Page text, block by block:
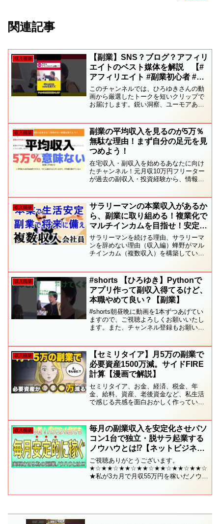
関連記事
収入構築
【副業】SNS？ブログ？アフィリ
エイトのベスト媒体を解説 【#
アフィリエイト #副業初心者 #ア
フィリエイト攻略 #ブログアフィ
リエイト #SNS活用 #アフィリエ
イト収入 #ひろゆき切り抜き】
このチャンネルでは、ひろゆきさんの動
画から厳選したトークを短いクリップで
お届けします。鋭い洞察、ユーモアあふ
ます。社会問題からビジネス、日常のち
ょっとした疑問まで、多岐...
収入構築
副業の平均収入を見るのが5万％
無駄な理由！まず自分の足元を見
つめよう！
在宅収入・副収入を始めるあなたに向け
たチャンネル！元月収10万円フリーター
が過去の副収入・投資経験から、情報を
発信中▼副収入・投資を始めたい人に役
立つコンテンツ▼① ...
収入構築
サラリーマンの本業収入があるか
ら、副業に取り組める！複業化で
マルチインカムを目指せ！安定収
入だけじゃない！サラリーマンを
続ける理由、辞めない理由（収入
編）
サラリーマンを続ける理由、サラリーマ
ンを辞めない理由（収入編）蜂野がマル
チインカム（複数収入）を構築している
します。マルチインカム・サラリーマン
収入の柱を複数作って収入...
収入構築
#shorts 【ひろゆき】Pythonで
アプリ作って副収入得てるけど、
本職やめて良い？【副業】
#shorts朝昼晩に動画を1本ずつあげてい
ますので、ご視聴よろしくお願いいたし
ます。また、チャンネル登録もお願い致
ろゆききりぬき#ニコニコ風
収入構築
【セミリタイア】月5万の副業で
必要資産1500万減。サイドFIRE
計算【漫画で解説】
セミリタイア、お金、経済、税金、年
金、給料、資産、老後資金など、私生活
で感じる共感を面白おかしく作っていま
歳・資産2700万円のぶどうが、4%ルール
とサイドFI...
収入構築
毎月の副業収入を安定化させパソ
コン1台で独立・脱サラ起業する
ノウハウとは⁉【ネットビジネス
初心者稼ぐおすすめ】
ご視聴ありがとうございます。
★☆★★☆★★☆★★☆★★☆★★☆★★☆
★私が3カ月で月収55万円を稼いだノウハ